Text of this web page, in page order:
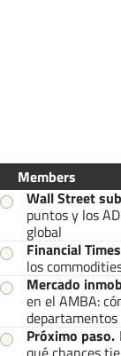
Members
Wall Street
puntos y los
global
Financial Times
los
Mercado
en el AMBA:
departamentos
Próximo paso.